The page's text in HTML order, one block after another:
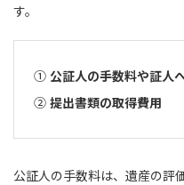
す。
公証人の手数料や証人
提出書類の取得費用
公証人の手数料は、遺産の評